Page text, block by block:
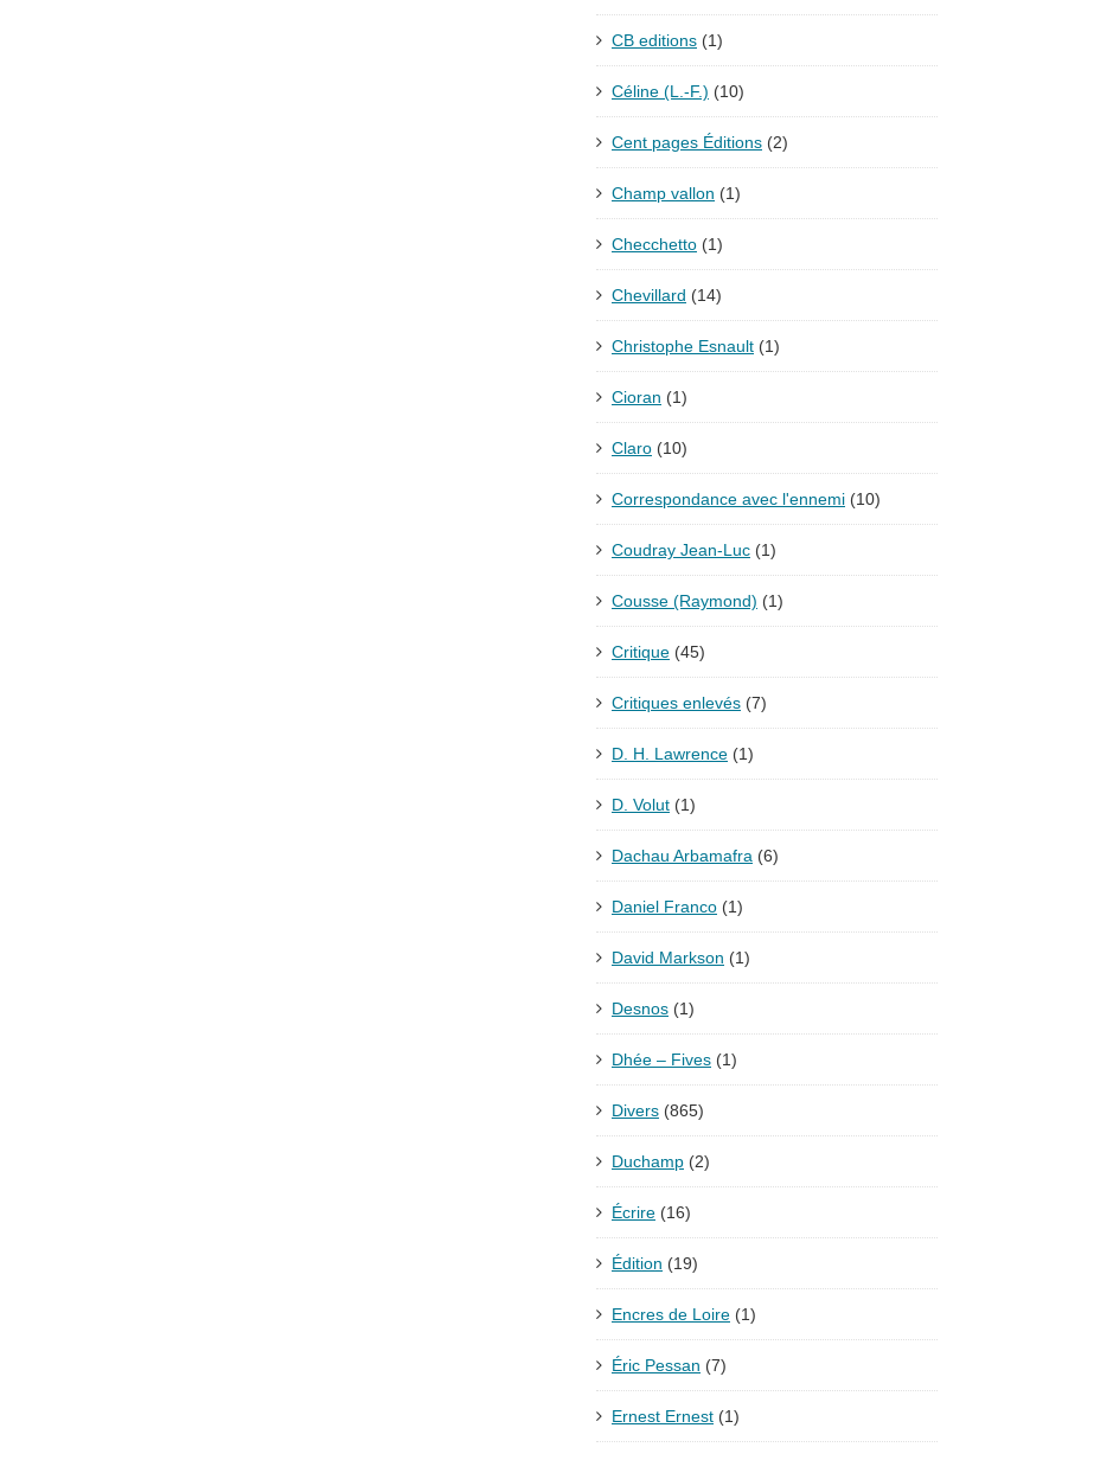
CB editions (1)
Céline (L.-F.) (10)
Cent pages Éditions (2)
Champ vallon (1)
Checchetto (1)
Chevillard (14)
Christophe Esnault (1)
Cioran (1)
Claro (10)
Correspondance avec l'ennemi (10)
Coudray Jean-Luc (1)
Cousse (Raymond) (1)
Critique (45)
Critiques enlevés (7)
D. H. Lawrence (1)
D. Volut (1)
Dachau Arbamafra (6)
Daniel Franco (1)
David Markson (1)
Desnos (1)
Dhée – Fives (1)
Divers (865)
Duchamp (2)
Écrire (16)
Édition (19)
Encres de Loire (1)
Éric Pessan (7)
Ernest Ernest (1)